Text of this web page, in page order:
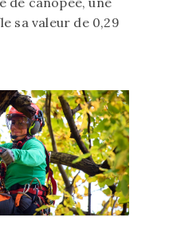
sa valeur de 0,29